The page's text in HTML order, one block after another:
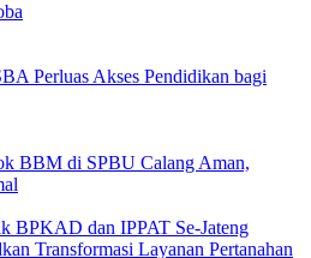
Perluas Akses Pendidikan bagi
BBM di SPBU Calang Aman,